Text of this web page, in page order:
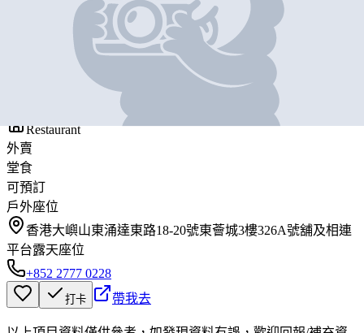
樂天皇朝
Restaurant
外賣
堂食
可預訂
戶外座位
香港大嶼山東涌達東路18-20號東薈城3樓326A號舖及相連
平台露天座位
+852 2777 0228
打卡 帶我去